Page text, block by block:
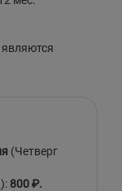
(Четверг
800 ₽.